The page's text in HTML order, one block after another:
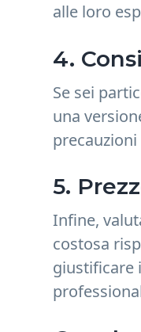
alle loro
4.
Se sei
una
precauzioni
5.
Infine,
costosa
giustificare